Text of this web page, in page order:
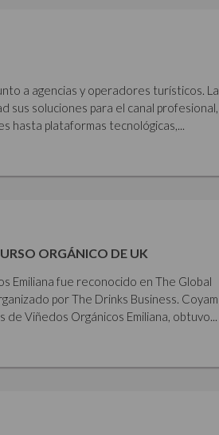
a agencias y operadores turísticos. La
sus soluciones para el canal profesional,
hasta plataformas tecnológicas,...
ORGÁNICO DE UK
Emiliana fue reconocido en The Global
por The Drinks Business. Coyam
Viñedos Orgánicos Emiliana, obtuvo...